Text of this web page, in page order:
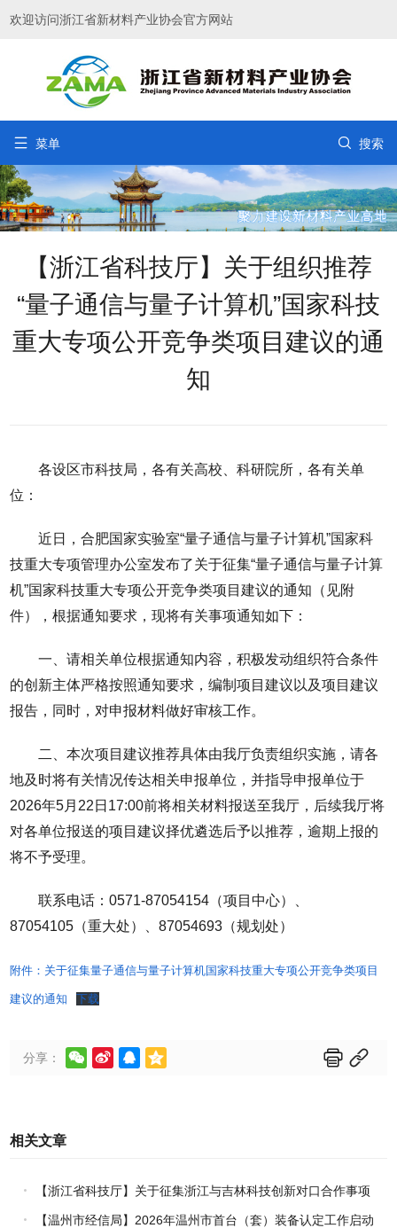
欢迎访问浙江省新材料产业协会官方网站
 菜单  搜索
【浙江省科技厅】关于组织推荐
“量子通信与量子计算机”国家科技
重大专项公开竞争类项目建议的通
知
各设区市科技局，各有关高校、科研院所，各有关单
位：
近日，合肥国家实验室“量子通信与量子计算机”国家科
技重大专项管理办公室发布了关于征集“量子通信与量子计算
机”国家科技重大专项公开竞争类项目建议的通知（见附
件），根据通知要求，现将有关事项通知如下：
一、请相关单位根据通知内容，积极发动组织符合条件
的创新主体严格按照通知要求，编制项目建议以及项目建议
报告，同时，对申报材料做好审核工作。
二、本次项目建议推荐具体由我厅负责组织实施，请各
地及时将有关情况传达相关申报单位，并指导申报单位于
2026年5月22日17:00前将相关材料报送至我厅，后续我厅将
对各单位报送的项目建议择优遴选后予以推荐，逾期上报的
将不予受理。
联系电话：0571-87054154（项目中心）、
87054105（重大处）、87054693（规划处）
附件：关于征集量子通信与量子计算机国家科技重大专项公开竞争类项目
建议的通知 下载
分享：      
相关文章
【浙江省科技厅】关于征集浙江与吉林科技创新对口合作事项
的通知【温州市经信局】2026年温州市首台（套）装备认定工作启动